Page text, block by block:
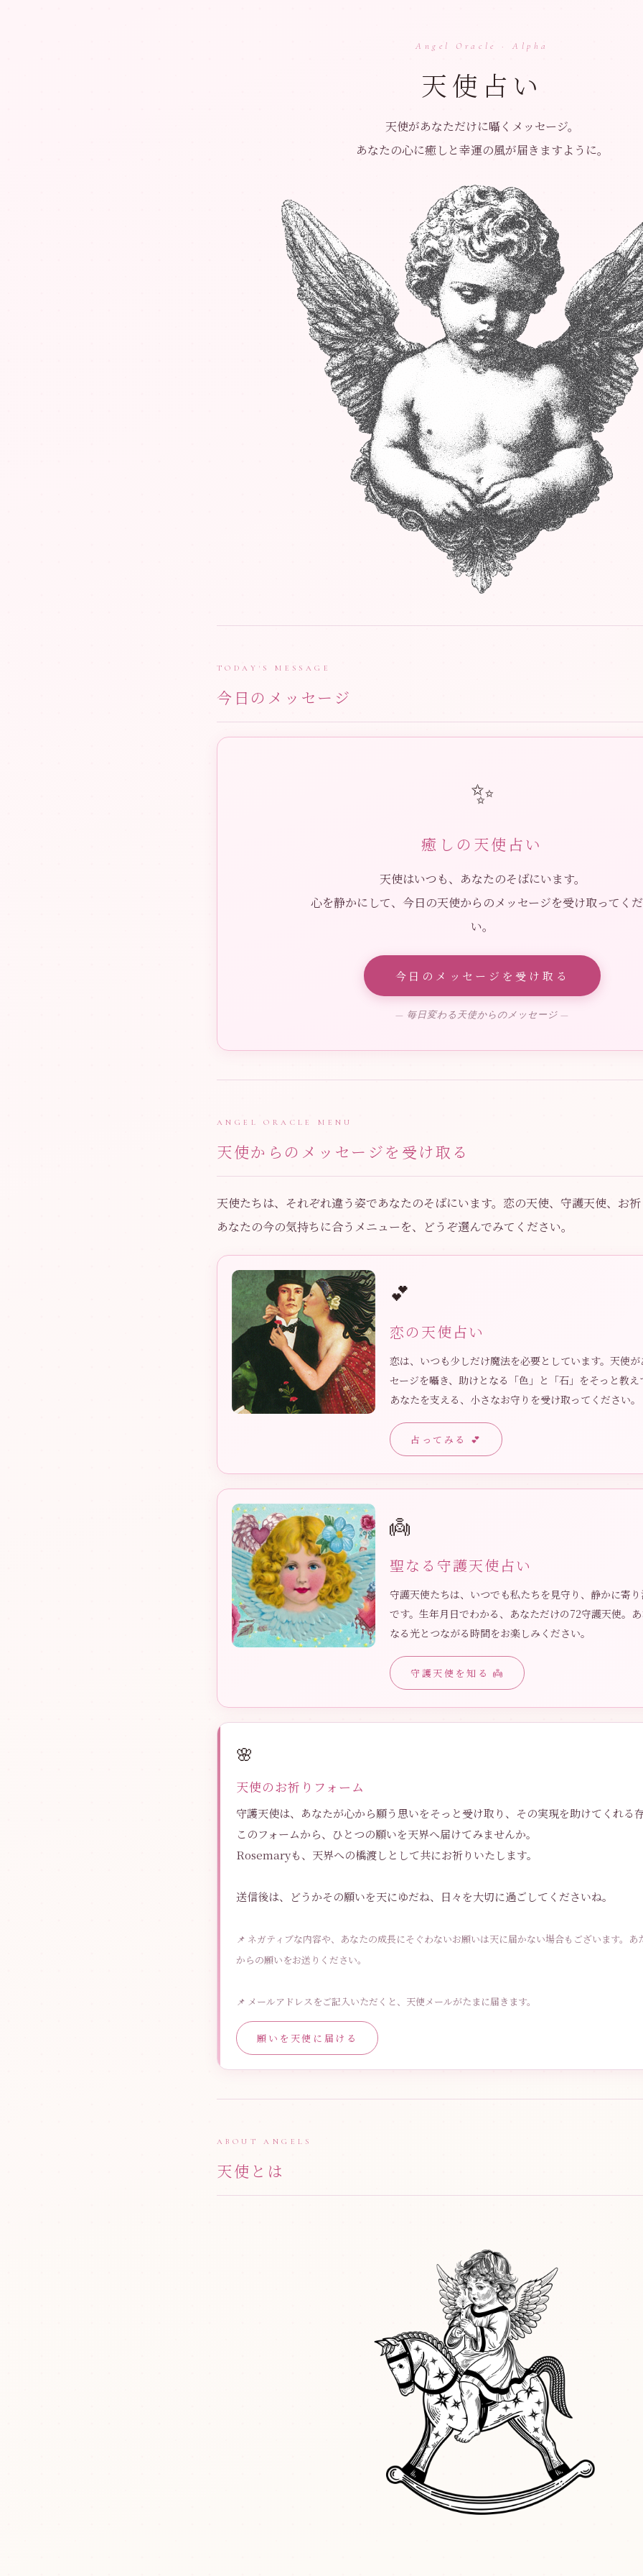
Angel Oracle · Alpha
天使占い
天使があなただけに囁くメッセージ。
あなたの心に癒しと幸運の風が届きますように。
TODAY'S MESSAGE
今日のメッセージ
✨
癒しの天使占い
天使はいつも、あなたのそばにいます。
心を静かにして、今日の天使からのメッセージを受け取ってく
い。
今日のメッセージを受け取る
— 毎日変わる天使からのメッセージ —
ANGEL ORACLE MENU
天使からのメッセージを受け取る
天使たちは、それぞれ違う姿であなたのそばにいます。恋の天使、守護天使、
あなたの今の気持ちに合うメニューを、どうぞ選んでみてください。
💕
恋の天使占い
恋は、いつも少しだけ魔法を必要としています。天使
セージを囁き、助けとなる「色」と「石」をそっと教
あなたを支える、小さなお守りを受け取ってください。
占ってみる 💕
👼
聖なる守護天使占い
守護天使たちは、いつでも私たちを見守り、静かに寄
です。生年月日でわかる、あなただけの72守護天使。
なる光とつながる時間をお楽しみください。
守護天使を知る 👼
🌸
天使のお祈りフォーム
守護天使は、あなたが心から願う思いをそっと受け取り、その実現を助けてくれる
このフォームから、ひとつの願いを天界へ届けてみませんか。
Rosemaryも、天界への橋渡しとして共にお祈りいたします。
送信後は、どうかその願いを天にゆだね、日々を大切に過ごしてくださいね。
📌 ネガティブな内容や、あなたの成長にそぐわないお願いは天に届かない場合もございます。
からの願いをお送りください。
📌 メールアドレスをご記入いただくと、天使メールがたまに届きます。
願いを天使に届ける
ABOUT ANGELS
天使とは